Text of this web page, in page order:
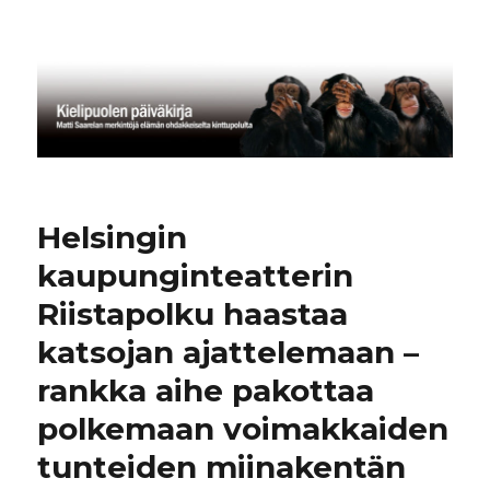
Helsingin
kaupunginteatterin
Riistapolku haastaa
katsojan ajattelemaan –
rankka aihe pakottaa
polkemaan voimakkaiden
tunteiden miinakentän